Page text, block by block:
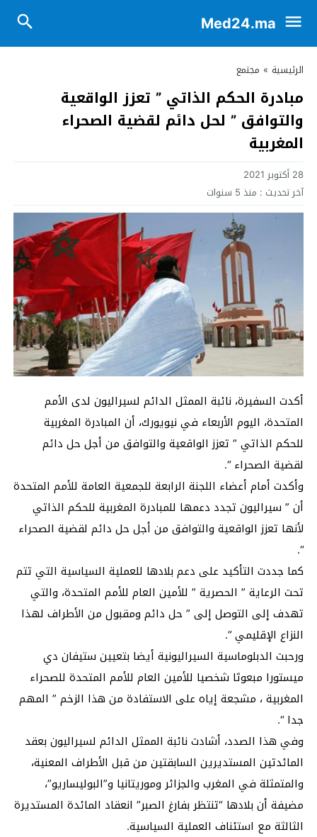
Med24.ma
الرئيسية » مجتمع
مبادرة الحكم الذاتي ” تعزز الواقعية
والتوافق ” لحل دائم لقضية الصحراء
المغربية
28 أكتوبر 2021
آخر تحديث : منذ 5 سنوات
أكدت السفيرة، نائبة الممثل الدائم لسيراليون لدى الأمم
المتحدة، اليوم الأربعاء في نيويورك، أن المبادرة المغربية
للحكم الذاتي ” تعزز الواقعية والتوافق من أجل حل دائم
لقضية الصحراء “.
وأكدت أمام أعضاء اللجنة الرابعة للجمعية العامة للأمم المتحدة
أن ” سيراليون تجدد دعمها للمبادرة المغربية للحكم الذاتي
لأنها تعزز الواقعية والتوافق من أجل حل دائم لقضية الصحراء
“.
كما جددت التأكيد على دعم بلادها للعملية السياسية التي تتم
تحت الرعاية ” الحصرية ” للأمين العام للأمم المتحدة، والتي
تهدف إلى التوصل إلى ” حل دائم ومقبول من الأطراف لهذا
النزاع الإقليمي “.
ورحبت الدبلوماسية السيراليونية أيضا بتعيين ستيفان دي
ميستورا مبعوثا شخصيا للأمين العام للأمم المتحدة للصحراء
المغربية ، مشجعة إياه على الاستفادة من هذا الزخم ” المهم
جدا “.
وفي هذا الصدد، أشادت نائبة الممثل الدائم لسيراليون بعقد
المائدتين المستديرين السابقتين من قبل الأطراف المعنية،
والمتمثلة في المغرب والجزائر وموريتانيا و”البوليساريو”،
مضيفة أن بلادها “تنتظر بفارغ الصبر” انعقاد المائدة المستديرة
الثالثة مع استئناف العملية السياسية.